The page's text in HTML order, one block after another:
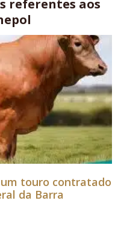
referentes aos
touro contratado
da Barra